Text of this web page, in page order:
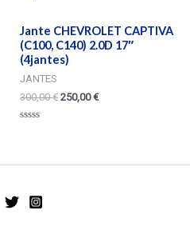
Jante CHEVROLET CAPTIVA
(C100, C140) 2.0D 17″
(4jantes)
JANTES
300,00€ 250,00€
5